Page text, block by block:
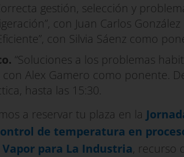
gestión, selección y
con Juan Carlos González
con Silvia Sáenz como
“Soluciones a los problemas
Alex Gamero como ponente.
hasta las 15:30.
a reservar tu plaza en la
de temperatura en
para La Industria , recurso